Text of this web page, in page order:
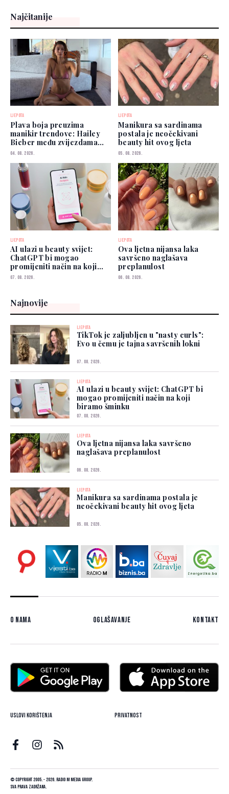
Najčitanije
LJEPOTA
Plava boja preuzima
manikir trendove: Hailey
Bieber među zvijezdama
koje je već nose
04. 08. 2026.
LJEPOTA
Manikura sa sardinama
postala je neočekivani
beauty hit ovog ljeta
05. 08. 2026.
LJEPOTA
AI ulazi u beauty svijet:
ChatGPT bi mogao
promijeniti način na koji
biramo šminku
07. 08. 2026.
LJEPOTA
Ova ljetna nijansa laka
savršeno naglašava
preplanulost
06. 08. 2026.
Najnovije
LJEPOTA
TikTok je zaljubljen u "nasty curls":
Evo u čemu je tajna savršenih lokni
07. 08. 2026.
LJEPOTA
AI ulazi u beauty svijet: ChatGPT bi
mogao promijeniti način na koji
biramo šminku
07. 08. 2026.
LJEPOTA
Ova ljetna nijansa laka savršeno
naglašava preplanulost
06. 08. 2026.
LJEPOTA
Manikura sa sardinama postala je
neočekivani beauty hit ovog ljeta
05. 08. 2026.
O nama Oglašavanje Kontakt
Uslovi korištenja Privatnost
© Copyright 2005. - 2026. Radio M Media Group.
Sva prava zadržana.